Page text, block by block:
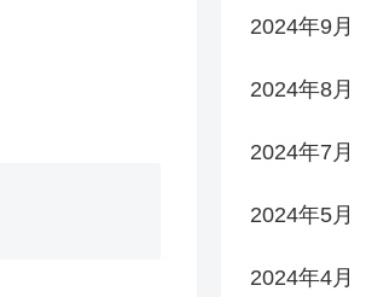
2024年9月
2024年8月
2024年7月
2024年5月
2024年4月